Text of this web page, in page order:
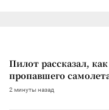
Пилот рассказал,
пропавшего
2 минуты назад